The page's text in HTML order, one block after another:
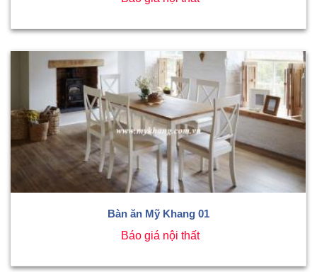
Bàn ăn Mỹ Khang 01
Báo giá nội thất